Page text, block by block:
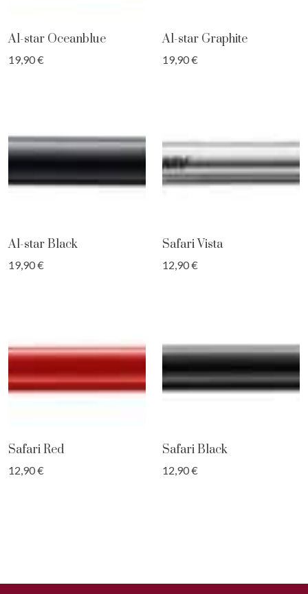
Al-star Oceanblue
19,90 €
Al-star Graphite
19,90 €
Al-star Black
19,90 €
Safari Vista
12,90 €
Safari Red
12,90 €
Safari Black
12,90 €